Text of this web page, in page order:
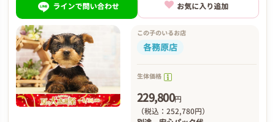
ラインで問い合わせ お気に入り追加
この子のいるお店
各務原店
生体価格
229,800円
（税込：252,780円）